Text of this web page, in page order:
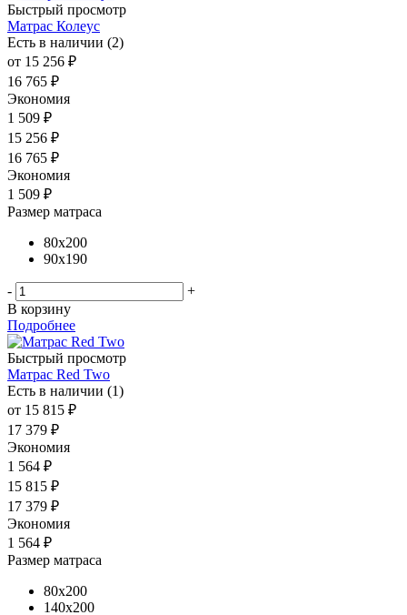
Быстрый просмотр
Матрас Колеус
Есть в наличии (2)
от 15 256 ₽
16 765 ₽
Экономия
1 509 ₽
15 256 ₽
16 765 ₽
Экономия
1 509 ₽
Размер матраса
80x200
90x190
-
+
В корзину
Подробнее
Быстрый просмотр
Матрас Red Two
Есть в наличии (1)
от 15 815 ₽
17 379 ₽
Экономия
1 564 ₽
15 815 ₽
17 379 ₽
Экономия
1 564 ₽
Размер матраса
80x200
140x200